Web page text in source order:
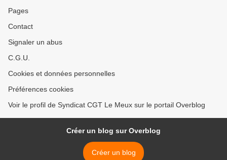
Pages
Contact
Signaler un abus
C.G.U.
Cookies et données personnelles
Préférences cookies
Voir le profil de Syndicat CGT Le Meux sur le portail Overblog
Créer un blog sur Overblog
Créer un blog